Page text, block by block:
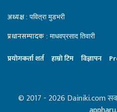
अध्यक्ष : पवित्रा मुडभरी
प्रधानसम्पादक : माधवप्रसाद तिवारी
प्रयाेगकर्ता शर्त हाम्राे टिम विज्ञापन
© 2017 - 2026 Dainiki.com